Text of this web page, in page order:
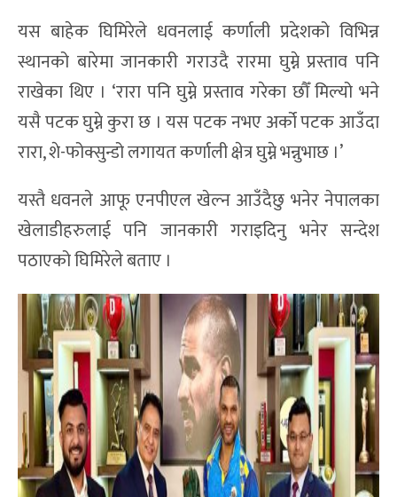
यस बाहेक घिमिरेले धवनलाई कर्णाली प्रदेशको विभिन्न
स्थानको बारेमा जानकारी गराउदै रारमा घुम्ने प्रस्ताव पनि
राखेका थिए । ‘रारा पनि घुम्ने प्रस्ताव गरेका छौँ मिल्यो भने
यसै पटक घुम्ने कुरा छ । यस पटक नभए अर्को पटक आउँदा
रारा, शे-फोक्सुन्डो लगायत कर्णाली क्षेत्र घुम्ने भन्नुभाछ ।’
यस्तै धवनले आफू एनपीएल खेल्न आउँदैछु भनेर नेपालका
खेलाडीहरुलाई पनि जानकारी गराइदिनु भनेर सन्देश
पठाएको घिमिरेले बताए ।